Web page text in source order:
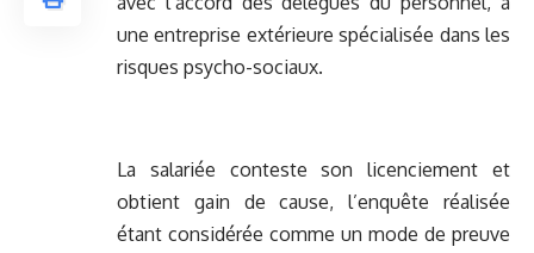
une entreprise extérieure spécialisée dans les
risques psycho-sociaux.
La salariée conteste son licenciement et
obtient gain de cause, l’enquête réalisée
étant considérée comme un mode de preuve